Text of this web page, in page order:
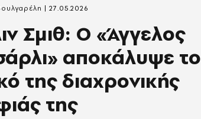
Σμιθ: Ο «Άγγελος
αποκάλυψε το
της διαχρονικής
της
27.05.2026